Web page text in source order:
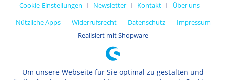
Cookie-Einstellungen Newsletter Kontakt
Über uns
Nützliche Apps
Widerrufsrecht Datenschutz
Impressum
Realisiert mit Shopware
Um unsere Webseite für Sie optimal zu gestalten und